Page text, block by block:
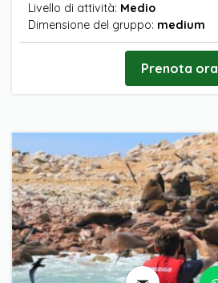
Livello di attività: Medio
Dimensione del gruppo: medium
Prenota ora